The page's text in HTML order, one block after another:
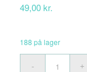
49,00kr.
188 på lager